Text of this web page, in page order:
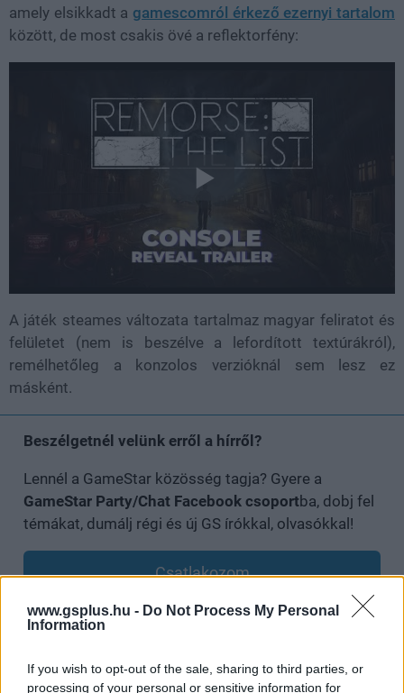
www.gsplus.hu - Do Not Process My Personal
Information
If you wish to opt-out of the sale, sharing to third parties, or
processing of your personal or sensitive information for
amely elsikkadt a gamescomról érkező ezernyi tartalom
között, de most csakis övé a reflektorfény:
A játék steames változata tartalmaz magyar feliratot és
felületet (nem is beszélve a lefordított textúrákról),
remélhetőleg a konzolos verzióknál sem lesz ez
másként.
Beszélgetnél velünk erről a hírről?
Lennél a GameStar közösség tagja? Gyere a
GameStar Party/Chat Facebook csoportba, dobj fel
témákat, dumálj régi és új GS írókkal, olvasókkal!
Csatlakozom
Ti be fogjátok valamelyik platformra szerezni a Remote: